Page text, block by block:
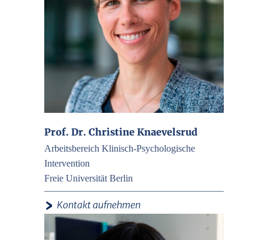
Prof. Dr. Christine Knaevelsrud
Arbeitsbereich Klinisch-Psychologische
Intervention
Freie Universität Berlin
› Kontakt aufnehmen